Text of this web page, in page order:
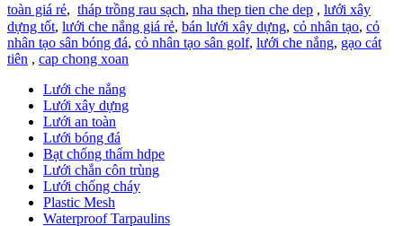
toàn giá rẻ, tháp trồng rau sạch, nha thep tien che dep , lưới xây
dựng tốt, lưới che nắng giá rẻ, bán lưới xây dựng, cỏ nhân tạo, cỏ
nhân tạo sân bóng đá, cỏ nhân tạo sân golf, lưới che nắng, gạo cát
tiên , cap chong xoan
Lưới che nắng
Lưới xây dựng
Lưới an toàn
Lưới bóng đá
Bạt chống thấm hdpe
Lưới chắn côn trùng
Lưới chống cháy
Plastic Mesh
Waterproof Tarpaulins